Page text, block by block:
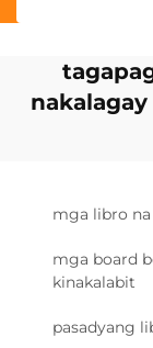
mga libro
mga board
kinakalabit
pasadyang